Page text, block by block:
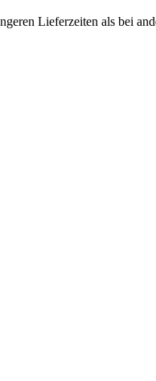
Lieferzeiten als bei